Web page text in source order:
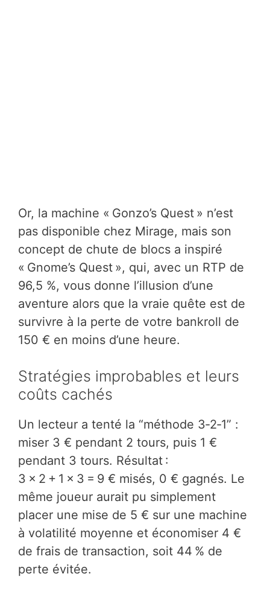
Or, la machine « Gonzo’s Quest » n’est
pas disponible chez Mirage, mais son
concept de chute de blocs a inspiré
« Gnome’s Quest », qui, avec un RTP de
96,5 %, vous donne l’illusion d’une
aventure alors que la vraie quête est de
survivre à la perte de votre bankroll de
150 € en moins d’une heure.
Stratégies improbables et leurs
coûts cachés
Un lecteur a tenté la “méthode 3‑2‑1” :
miser 3 € pendant 2 tours, puis 1 €
pendant 3 tours. Résultat :
3 × 2 + 1 × 3 = 9 € misés, 0 € gagnés. Le
même joueur aurait pu simplement
placer une mise de 5 € sur une machine
à volatilité moyenne et économiser 4 €
de frais de transaction, soit 44 % de
perte évitée.